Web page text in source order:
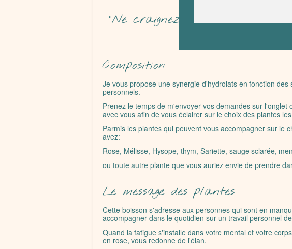
"Ne craignez pas d'vancer
Composition
Je vous propose une synergie d'hydrolats en fonction
personnels.
Prenez le temps de m'envoyer vos demandes sur l'onglet
avec vous afin de vous éclairer sur le choix des plantes
Parmis les plantes qui peuvent vous accompagner sur le
avez:
Rose, Mélisse, Hysope, thym, Sariette, sauge sclarée,
ou toute autre plante que vous auriez envie de prendre
Le message des plantes
Cette boisson s'adresse aux personnes qui sont en
accompagner dans le quotidien sur un travail personnel
Quand la fatigue s'installe dans votre mental et votre
en rose, vous redonne de l'élan.